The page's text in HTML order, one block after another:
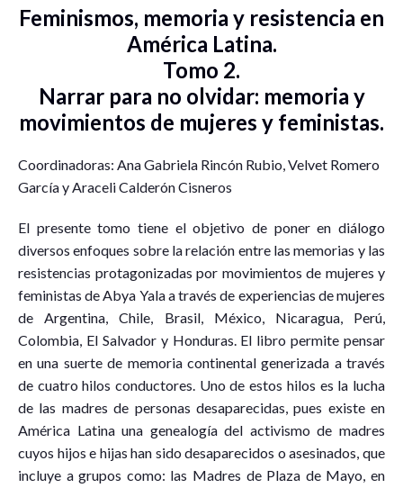
Feminismos, memoria y resistencia en
América Latina.
Tomo 2.
Narrar para no olvidar: memoria y
movimientos de mujeres y feministas.
Coordinadoras: Ana Gabriela Rincón Rubio, Velvet Romero
García y Araceli Calderón Cisneros
El presente tomo tiene el objetivo de poner en diálogo
diversos enfoques sobre la relación entre las memorias y las
resistencias protagonizadas por movimientos de mujeres y
feministas de Abya Yala a través de experiencias de mujeres
de Argentina, Chile, Brasil, México, Nicaragua, Perú,
Colombia, El Salvador y Honduras. El libro permite pensar
en una suerte de memoria continental generizada a través
de cuatro hilos conductores. Uno de estos hilos es la lucha
de las madres de personas desaparecidas, pues existe en
América Latina una genealogía del activismo de madres
cuyos hijos e hijas han sido desaparecidos o asesinados, que
incluye a grupos como: las Madres de Plaza de Mayo, en